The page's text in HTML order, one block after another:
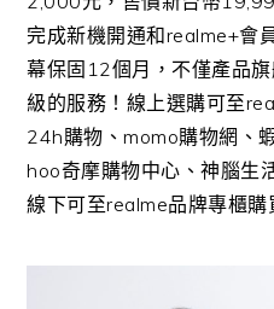
完成新機開通和realme+會
幕保固 12個月， 不僅產品
級的服務！ 線上選購可至
24h購物、momo購物網、
hoo奇摩購物中心、神腦生
線下可至realme品牌專櫃購